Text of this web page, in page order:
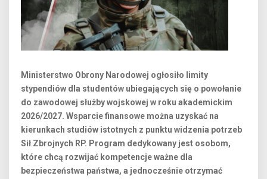
Ministerstwo Obrony Narodowej ogłosiło limity
stypendiów dla studentów ubiegających się o powołanie
do zawodowej służby wojskowej w roku akademickim
2026/2027. Wsparcie finansowe można uzyskać na
kierunkach studiów istotnych z punktu widzenia potrzeb
Sił Zbrojnych RP. Program dedykowany jest osobom,
które chcą rozwijać kompetencje ważne dla
bezpieczeństwa państwa, a jednocześnie otrzymać